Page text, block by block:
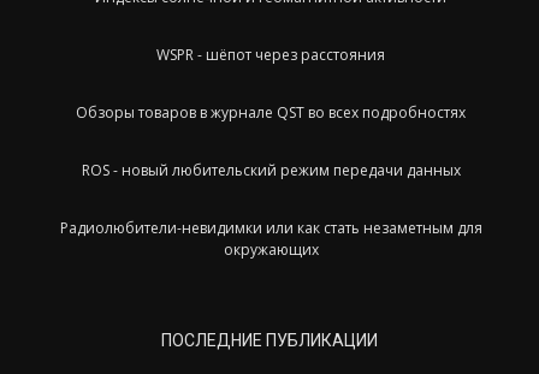
WSPR - шёпот через расстояния
Обзоры товаров в журнале QST во всех подробностях
ROS - новый любительский режим передачи данных
Радиолюбители-невидимки или как стать незаметным для
окружающих
ПОСЛЕДНИЕ ПУБЛИКАЦИИ